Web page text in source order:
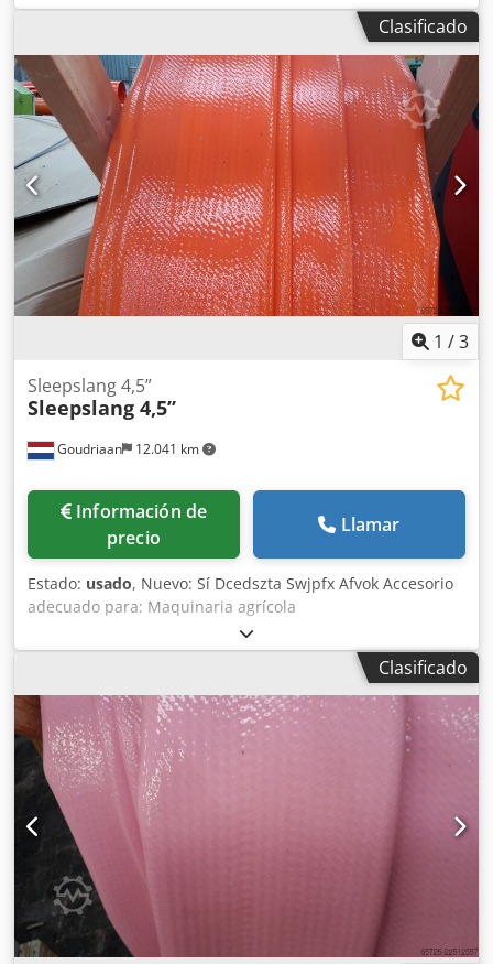
Clasificado
1 /3
Goudriaan 12.041 km
Sleepslang 4,5”
Sleepslang 4,5”
Información de
precio
Llamar
Estado: usado, Nuevo: Sí Dcedszta Swjpfx Afvok Accesorio
adecuado para: Maquinaria agrícola
Clasificado